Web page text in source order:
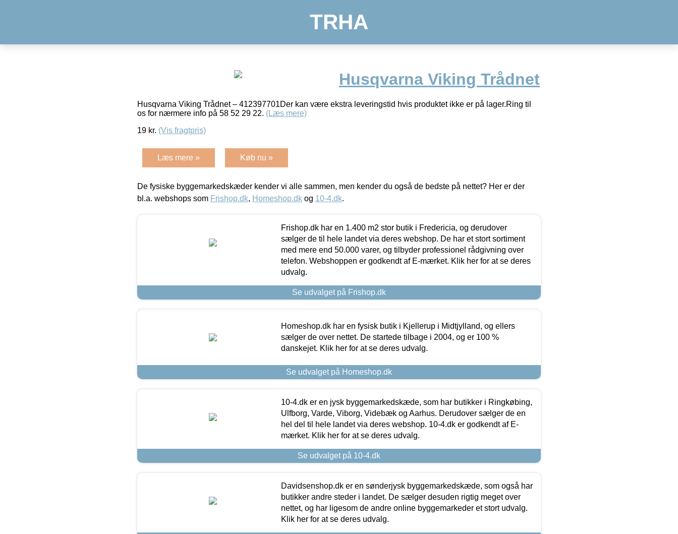
TRHA
Husqvarna Viking Trådnet
Husqvarna Viking Trådnet – 412397701Der kan være ekstra leveringstid hvis produktet ikke er på lager.Ring til
os for nærmere info på 58 52 29 22. (Læs mere)
19 kr. (Vis fragtpris)
Læs mere » Køb nu »
De fysiske byggemarkedskæder kender vi alle sammen, men kender du også de bedste på nettet? Her er der
bl.a. webshops som Frishop.dk, Homeshop.dk og 10-4.dk.
Frishop.dk har en 1.400 m2 stor butik i Fredericia, og derudover
sælger de til hele landet via deres webshop. De har et stort sortiment
med mere end 50.000 varer, og tilbyder professionel rådgivning over
telefon. Webshoppen er godkendt af E-mærket. Klik her for at se deres
udvalg.
Se udvalget på Frishop.dk
Homeshop.dk har en fysisk butik i Kjellerup i Midtjylland, og ellers
sælger de over nettet. De startede tilbage i 2004, og er 100 %
danskejet. Klik her for at se deres udvalg.
Se udvalget på Homeshop.dk
10-4.dk er en jysk byggemarkedskæde, som har butikker i Ringkøbing,
Ulfborg, Varde, Viborg, Videbæk og Aarhus. Derudover sælger de en
hel del til hele landet via deres webshop. 10-4.dk er godkendt af E-
mærket. Klik her for at se deres udvalg.
Se udvalget på 10-4.dk
Davidsenshop.dk er en sønderjysk byggemarkedskæde, som også har
butikker andre steder i landet. De sælger desuden rigtig meget over
nettet, og har ligesom de andre online byggemarkeder et stort udvalg.
Klik her for at se deres udvalg.